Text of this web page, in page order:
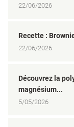
22/06/2026
Recette :
22/06/2026
Découvrez la
magnésium...
5/05/2026